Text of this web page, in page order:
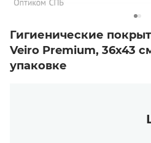
Гигиенические
Veiro Premium, 36х43
упаковке